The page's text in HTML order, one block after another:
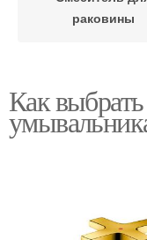
раковины
Смеситель для
умывальника
Как